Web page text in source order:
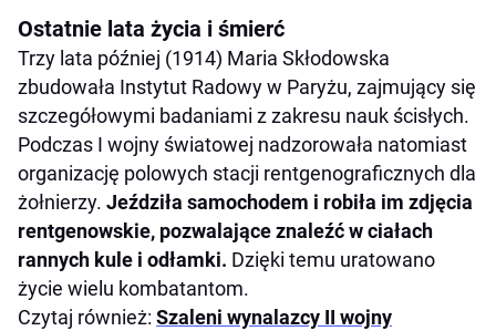
Ostatnie lata życia i śmierć
Trzy lata później (1914) Maria Skłodowska
zbudowała Instytut Radowy w Paryżu, zajmujący się
szczegółowymi badaniami z zakresu nauk ścisłych.
Podczas I wojny światowej nadzorowała natomiast
organizację polowych stacji rentgenograficznych dla
żołnierzy. Jeździła samochodem i robiła im zdjęcia
rentgenowskie, pozwalające znaleźć w ciałach
rannych kule i odłamki. Dzięki temu uratowano
życie wielu kombatantom.
Czytaj również: Szaleni wynalazcy II wojny